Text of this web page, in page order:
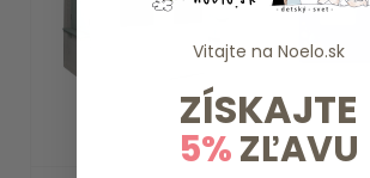
Vitajte na Noelo.sk
ZÍSKAJTE
5%ZĽAVU